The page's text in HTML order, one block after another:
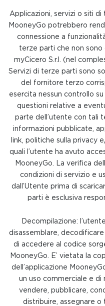
Applicazioni, servizi o siti di
MooneyGo potrebbero
connessione a
terze parti che non
myCicero S.r.l. (nel
Servizi di terze parti sono
del fornitore terzo
esercita nessun controllo
questioni relative a
parte dell’utente con tali
informazioni pubblicate,
link, politiche sulla privacy
quali l’utente ha avuto
MooneyGo. La verifica
condizioni di servizio e
dall’Utente prima di
parti è esclusiva
Decompilazione:
disassemblare,
di accedere al codice
MooneyGo. E’ vietata la
dell’applicazione
un uso commerciale e di
vendere, pubblicare,
distribuire, assegnare